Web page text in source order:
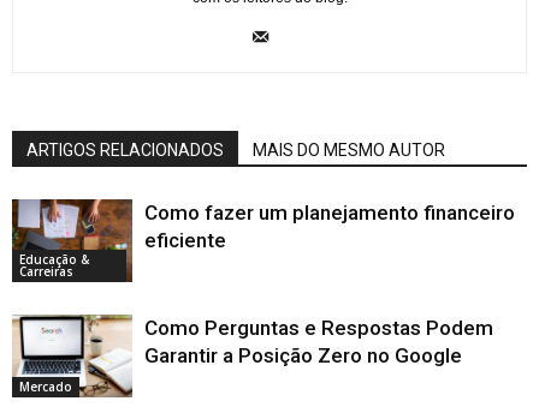
ARTIGOS RELACIONADOS MAIS DO MESMO AUTOR
Educação &
Carreiras
Como fazer um planejamento financeiro
eficiente
Mercado
Como Perguntas e Respostas Podem
Garantir a Posição Zero no Google